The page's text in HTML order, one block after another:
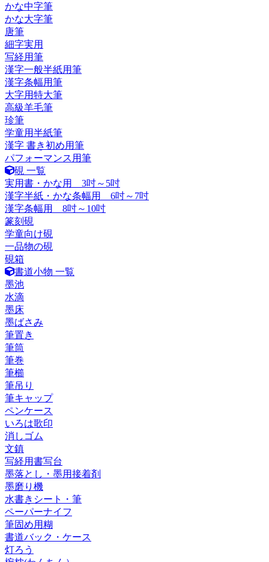
かな中字筆
かな大字筆
唐筆
細字実用
写経用筆
漢字一般半紙用筆
漢字条幅用筆
大字用特大筆
高級羊毛筆
珍筆
学童用半紙筆
漢字 書き初め用筆
パフォーマンス用筆
硯 一覧
実用書・かな用 3吋～5吋
漢字半紙・かな条幅用 6吋～7吋
漢字条幅用 8吋～10吋
篆刻硯
学童向け硯
一品物の硯
硯箱
書道小物 一覧
墨池
水滴
墨床
墨ばさみ
筆置き
筆筒
筆巻
筆櫛
筆吊り
筆キャップ
ペンケース
いろは歌印
消しゴム
文鎮
写経用書写台
墨落とし・墨用接着剤
墨磨り機
水書きシート・筆
ペーパーナイフ
筆固め用糊
書道バック・ケース
灯ろう